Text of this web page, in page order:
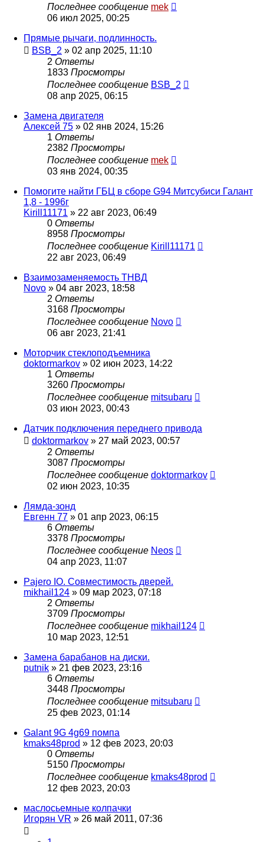
Последнее сообщение mek
06 июл 2025, 00:25
Прямые рычаги, подлинность.
BSB_2 » 02 апр 2025, 11:10
2 Ответы
1833 Просмотры
Последнее сообщение BSB_2
08 апр 2025, 06:15
Замена двигателя
Алексей 75 » 02 янв 2024, 15:26
1 Ответы
2382 Просмотры
Последнее сообщение mek
03 янв 2024, 00:35
Помогите найти ГБЦ в сборе G94 Митсубиси Галант
1,8 - 1996г
Kirill11171 » 22 авг 2023, 06:49
0 Ответы
8958 Просмотры
Последнее сообщение Kirill11171
22 авг 2023, 06:49
Взаимозаменяемость ТНВД
Novo » 04 авг 2023, 18:58
2 Ответы
3168 Просмотры
Последнее сообщение Novo
06 авг 2023, 21:41
Моторчик стеклоподъемника
doktormarkov » 02 июн 2023, 14:22
1 Ответы
3260 Просмотры
Последнее сообщение mitsubaru
03 июн 2023, 00:43
Датчик подключения переднего привода
doktormarkov » 27 май 2023, 00:57
2 Ответы
3087 Просмотры
Последнее сообщение doktormarkov
02 июн 2023, 10:35
Лямда-зонд
Евгенн 77 » 01 апр 2023, 06:15
6 Ответы
3378 Просмотры
Последнее сообщение Neos
04 апр 2023, 11:07
Pajero IO. Совместимость дверей.
mikhail124 » 09 мар 2023, 07:18
2 Ответы
3709 Просмотры
Последнее сообщение mikhail124
10 мар 2023, 12:51
Замена барабанов на диски.
putnik » 21 фев 2023, 23:16
6 Ответы
3448 Просмотры
Последнее сообщение mitsubaru
25 фев 2023, 01:14
Galant 9G 4g69 помпа
kmaks48prod » 12 фев 2023, 20:03
0 Ответы
5150 Просмотры
Последнее сообщение kmaks48prod
12 фев 2023, 20:03
маслосьемные колпачки
Игорян VR » 26 май 2011, 07:36